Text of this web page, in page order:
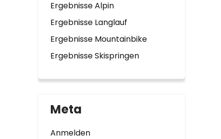
Ergebnisse Alpin
Ergebnisse Langlauf
Ergebnisse Mountainbike
Ergebnisse Skispringen
Meta
Anmelden